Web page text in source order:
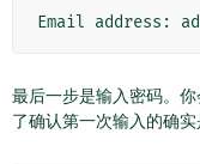
最后一步是输入密码。
了确认第一次输入的确实